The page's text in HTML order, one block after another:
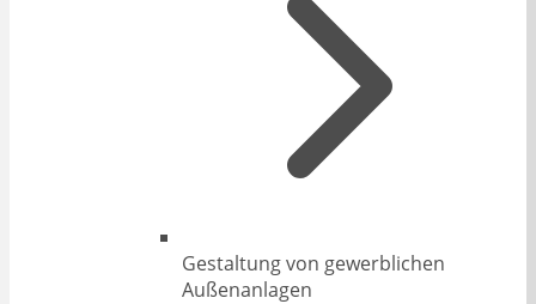
Gestaltung von gewerblichen
Außenanlagen